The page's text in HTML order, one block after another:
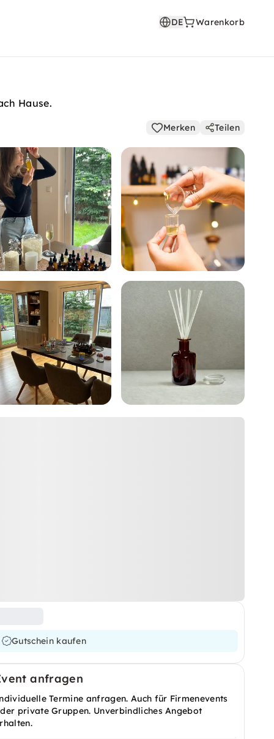
DE Warenkorb
Hause.
Merken Teilen
Gutschein kaufen
anfragen
Termine anfragen. Auch für Firmenevents
private Gruppen. Unverbindliches Angebot